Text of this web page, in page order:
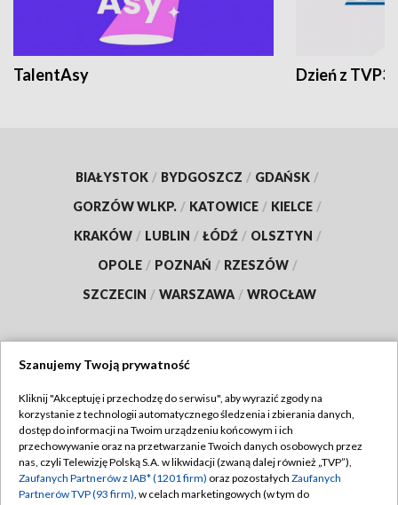
TalentAsy Dzień z TVP3
BIAŁYSTOK / BYDGOSZCZ / GDAŃSK /
GORZÓW WLKP. / KATOWICE / KIELCE /
KRAKÓW / LUBLIN / ŁÓDŹ / OLSZTYN /
OPOLE / POZNAŃ / RZESZÓW /
SZCZECIN / WARSZAWA / WROCŁAW
TVP
Abonament TVP
Emisja w TVP
Regulamin TVP
Polityka prywatności
Szanujemy Twoją prywatność
Kliknij "Akceptuję i przechodzę do serwisu", aby wyrazić zgody na
korzystanie z technologii automatycznego śledzenia i zbierania danych,
dostęp do informacji na Twoim urządzeniu końcowym i ich
przechowywanie oraz na przetwarzanie Twoich danych osobowych przez
nas, czyli Telewizję Polską S.A. w likwidacji (zwaną dalej również „TVP”),
Zaufanych Partnerów z IAB* (1201 firm) oraz pozostałych Zaufanych
Partnerów TVP (93 firm), w celach marketingowych (w tym do